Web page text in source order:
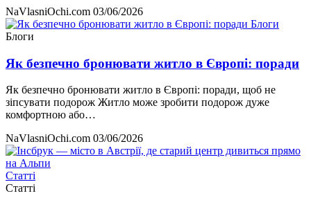
NaVlasniOchi.com 03/06/2026
Блоги
Блоги
Як безпечно бронювати житло в Європі: поради
Як безпечно бронювати житло в Європі: поради, щоб не
зіпсувати подорож Житло може зробити подорож дуже
комфортною або…
NaVlasniOchi.com 03/06/2026
Статті
Статті